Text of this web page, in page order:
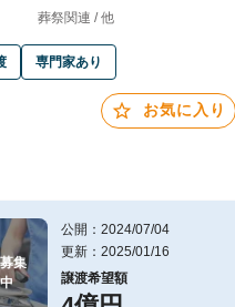
葬祭関連 / 他
専門家あり
お気に入り
集
公開：2024/07/04
更新：2025/01/16
譲渡希望額